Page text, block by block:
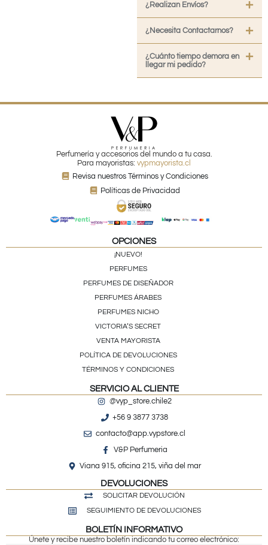
¿Realizan Envíos?
¿Necesita Contactarnos?
¿Cuánto tiempo demora en
llegar mi pedido?
Perfumería y accesorios del mundo a tu casa.
Para mayoristas: vypmayorista.cl
Revisa nuestros Términos y Condiciones
Políticas de Privacidad
OPCIONES
¡NUEVO!
PERFUMES
PERFUMES DE DISEÑADOR
PERFUMES ÁRABES
PERFUMES NICHO
VICTORIA’S SECRET
VENTA MAYORISTA
POLÍTICA DE DEVOLUCIONES
TÉRMINOS Y CONDICIONES
SERVICIO AL CLIENTE
@vyp_store.chile2
+56 9 3877 3738
contacto@app.vypstore.cl
V&P Perfumeria
Viana 915, oficina 215, viña del mar
DEVOLUCIONES
SOLICITAR DEVOLUCIÓN
SEGUIMIENTO DE DEVOLUCIONES
BOLETÍN INFORMATIVO
Únete y recibe nuestro boletín indicando tu correo electrónico: